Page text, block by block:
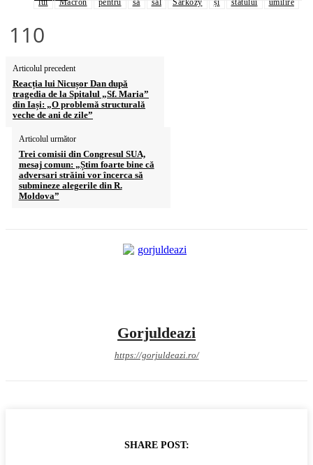
lui
Macron pentru să săl Sarkozy și statului umilire
110
Articolul precedent
Reacția lui Nicușor Dan după
tragedia de la Spitalul „Sf. Maria”
din Iași: „O problemă structurală
veche de ani de zile”
Articolul următor
Trei comisii din Congresul SUA,
mesaj comun: „Știm foarte bine că
adversari străini vor încerca să
submineze alegerile din R.
Moldova”
Gorjuldeazi
https://gorjuldeazi.ro/
SHARE POST: